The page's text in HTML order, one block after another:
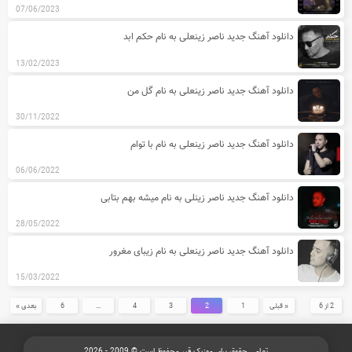
07/06/2023
دانلود آهنگ جدید ناصر زینعلی به نام حکم ابد
13/02/2023
دانلود آهنگ جدید ناصر زینعلی به نام گل من
30/11/2022
دانلود آهنگ جدید ناصر زینعلی به نام با توام
06/06/2022
دانلود آهنگ جدید ناصر زینلی به نام میشه بهم بتابی
28/05/2022
دانلود آهنگ جدید ناصر زینعلی به نام زیبای مغرور
15/03/2022
2 از 6 « قبلی 1
2
3
4
…
6 بعدی »